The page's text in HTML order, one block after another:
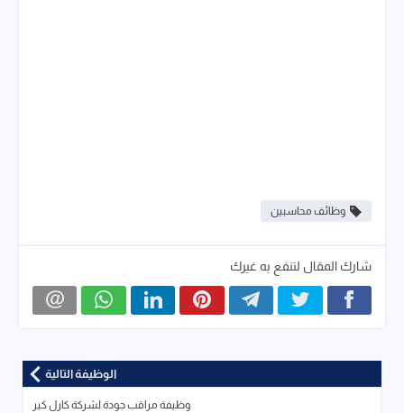
وظائف محاسبين
شارك المقال لتنفع به غيرك
الوظيفة التالية
وظيفة مراقب جودة لشركة كارل كير